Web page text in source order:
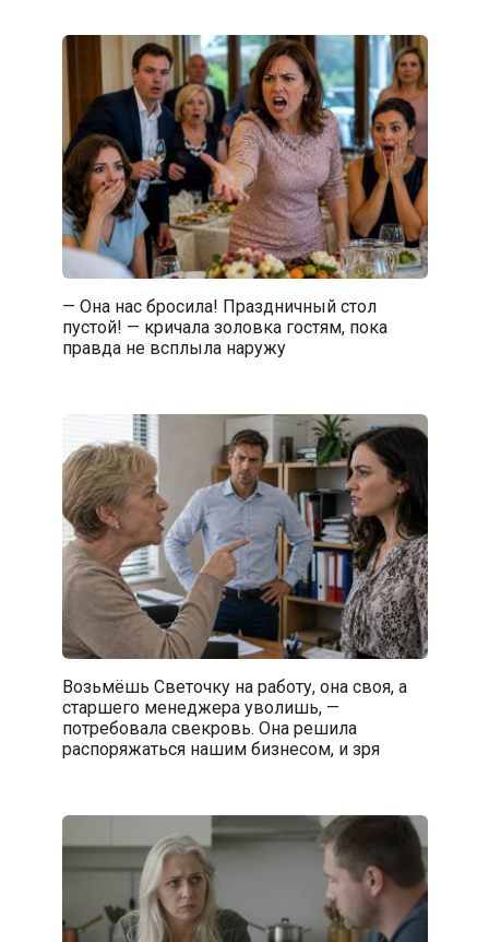
— Она нас бросила! Праздничный стол
пустой! — кричала золовка гостям, пока
правда не всплыла наружу
Возьмёшь Светочку на работу, она своя, а
старшего менеджера уволишь, —
потребовала свекровь. Она решила
распоряжаться нашим бизнесом, и зря